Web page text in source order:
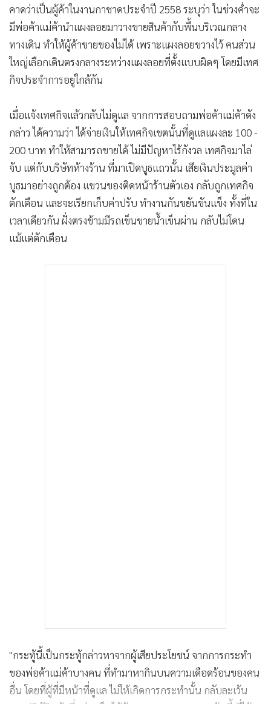
• Celeb Online
• Factcheck
• ญี่ปุ่น
• News1
• Gotomanager
คาดว่าเป็นผู้ค้าในงานกาชาดประจำปี 2558 ระบุว่า ในช่วงค่ำจะ
มีพ่อค้าแม่ค้านำแผงลอยมาวางขายสินค้ากับพื้นบริเวณกลาง
ทางเดิน ทำให้ผู้ค้าขายของไม่ได้ เพราะแผงลอยขวางไว้ คนส่วน
ใหญ่เลือกเดินตรงกลางระหว่างเเผงลอยที่ตั้งแบบผิดๆ โดยมีเทศ
กิจประจำการอยู่ใกล้กัน
เมื่อแจ้งเทศกิจแล้วกลับไม่ดูแล จากการสอบถามพ่อค้าแม่ค้าดัง
กล่าว ได้ความว่า ได้จ่ายเงินให้เทศกิจเขตนั้นที่ดูแลแผงละ 100 -
200 บาท ทำให้สามารถขายได้ ไม่มีปัญหาไร้กังวล เทศกิจมาไล่
จับ แต่กับบริษัทห้างร้าน ที่มาเปิดบูธแถวนั้น เสียเงินประมูลค่า
บูธมาอย่างถูกต้อง แขวนของติดหน้าร้านตัวเอง กลับถูกเทศกิจ
ตักเตือน เเละจะเรียกเก็บค่าปรับ ทำงานกันขยันขันแข็ง ทั้งที่ใน
เวลาเดียวกัน ฝั่งตรงข้ามมีรถเข็นขายน้ำเข็นผ่าน กลับไม่โดน
แม้แต่ตักเตือน
"กระทู้นี้เป็นกระทู้กล่าวหาจากผู้เสียประโยชน์ จากการกระทำ
ของพ่อค้าแม่ค้าบางคน ที่ทำมาหากินบนความเดือดร้อนของคน
อื่น โดยที่ผู้ที่มีหน้าที่ดูแล ไม่ให้เกิดการกระทำนั้น กลับละเว้น